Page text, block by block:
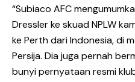
“Subiaco AFC
Dressler ke skuad NPLW
ke Perth dari Indonesia, di
Persija. Dia juga pernah
bunyi pernyataan resmi